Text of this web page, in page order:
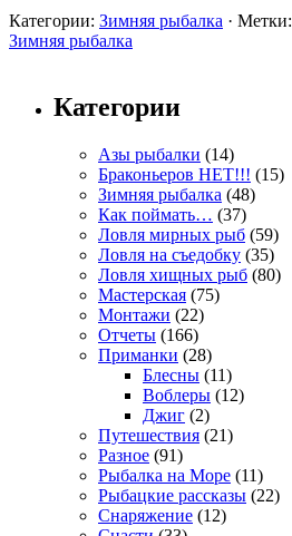
Категории: Зимняя рыбалка · Метки:
Зимняя рыбалка
Категории
Азы рыбалки (14)
Браконьеров НЕТ!!! (15)
Зимняя рыбалка (48)
Как поймать… (37)
Ловля мирных рыб (59)
Ловля на съедобку (35)
Ловля хищных рыб (80)
Мастерская (75)
Монтажи (22)
Отчеты (166)
Приманки (28)
Блесны (11)
Воблеры (12)
Джиг (2)
Путешествия (21)
Разное (91)
Рыбалка на Море (11)
Рыбацкие рассказы (22)
Снаряжение (12)